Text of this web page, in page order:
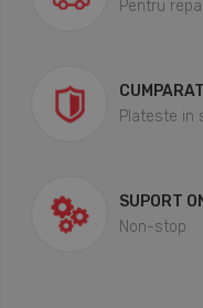
Pentru
Plateste in
SUPORT
Non-stop